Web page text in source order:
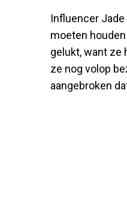
Influencer
moeten
gelukt, want ze
ze nog volop
aangebroken